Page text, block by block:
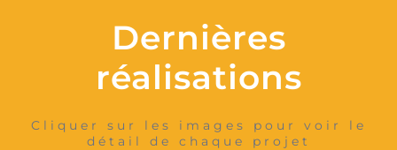
Dernières
réalisations
Cliquer sur les images pour voir le
détail de chaque projet